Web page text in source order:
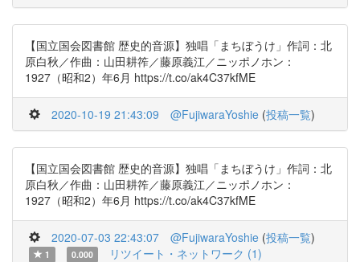
【国立国会図書館 歴史的音源】独唱「まちぼうけ」作詞：北
原白秋／作曲：山田耕筰／藤原義江／ニッポノホン：
1927（昭和2）年6月 https://t.co/ak4C37kfME
2020-10-19 21:43:09 @FujiwaraYoshie (投稿一覧)
【国立国会図書館 歴史的音源】独唱「まちぼうけ」作詞：北
原白秋／作曲：山田耕筰／藤原義江／ニッポノホン：
1927（昭和2）年6月 https://t.co/ak4C37kfME
2020-07-03 22:43:07 @FujiwaraYoshie (投稿一覧)
1 0.000 リツイート・ネットワーク (1)